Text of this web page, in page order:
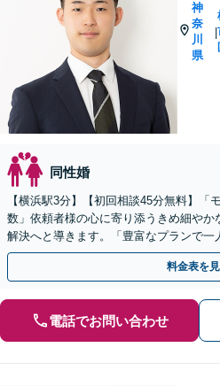
神
奈
川
県
|
同性婚
【横浜駅3分】【初回相談45分無料】「
数」依頼者様の心に寄り添うきめ細や
解決へと導きます。「豊富なプランで一
案」【ビデオ面談可】
料金表を
電話でお問い合わせ